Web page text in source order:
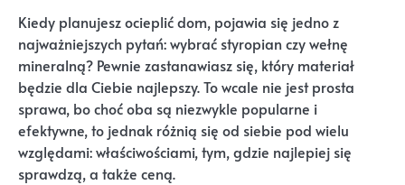
Kiedy planujesz ocieplić dom, pojawia się jedno z
najważniejszych pytań: wybrać styropian czy wełnę
mineralną? Pewnie zastanawiasz się, który materiał
będzie dla Ciebie najlepszy. To wcale nie jest prosta
sprawa, bo choć oba są niezwykle popularne i
efektywne, to jednak różnią się od siebie pod wielu
względami: właściwościami, tym, gdzie najlepiej się
sprawdzą, a także ceną.